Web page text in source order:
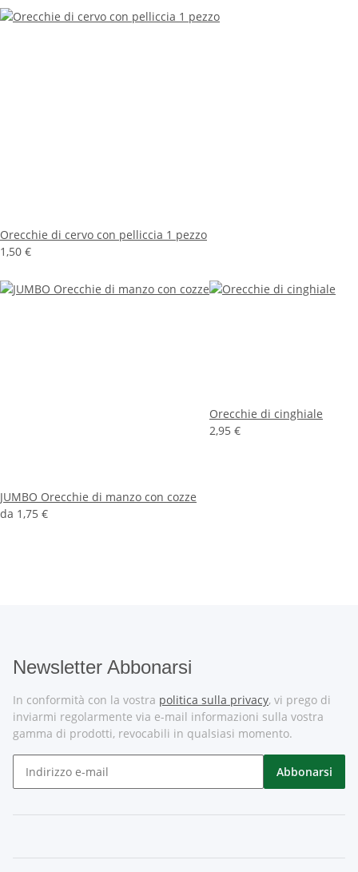
Orecchie di cervo con pelliccia 1 pezzo
1,50 €
JUMBO Orecchie di manzo con cozze
da 1,75 €
Orecchie di cinghiale
2,95 €
Newsletter Abbonarsi
In conformità con la vostra politica sulla privacy, vi prego di
inviarmi regolarmente via e-mail informazioni sulla vostra
gamma di prodotti, revocabili in qualsiasi momento.
Abbonarsi